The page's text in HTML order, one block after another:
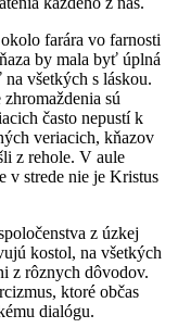
farára vo farnosti
by mala byť úplná
všetkých s láskou.
sú
často nepustí k
veriacich, kňazov
z rehole. V aule
v strede nie je Kristus
z úzkej
kostol, na všetkých
z rôznych dôvodov.
ktoré občas
dialógu.